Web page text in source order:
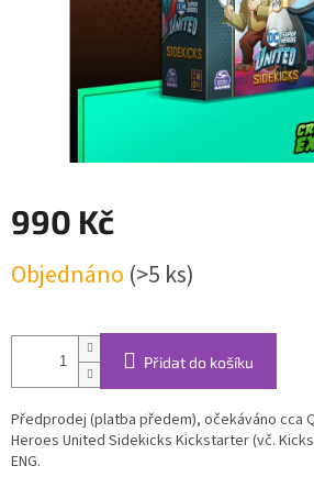
990 Kč
cena:
Objednáno (>5 ks)
Přidat do košíku
Předprodej (platba předem), očekáváno cca
Heroes United Sidekicks Kickstarter (vč.
ENG.